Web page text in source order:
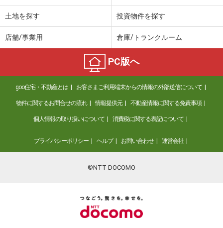
土地を探す 投資物件を探す
店舗/事業用 倉庫/トランクルーム
PC版へ
goo住宅・不動産とは お客さまご利用端末からの情報の外部送信について
物件に関するお問合せの流れ 情報提供元 不動産情報に関する免責事項
個人情報の取り扱いについて 消費税に関する表記について
プライバシーポリシー ヘルプ お問い合わせ 運営会社
©NTT DOCOMO